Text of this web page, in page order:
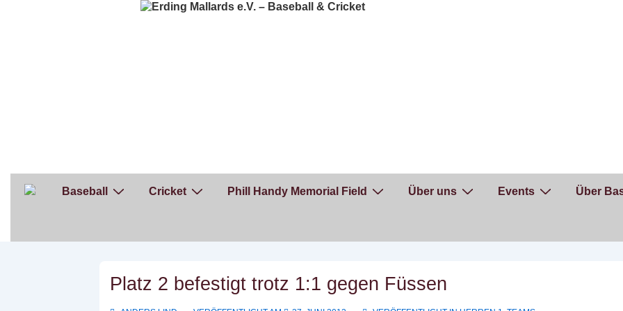
Baseball
Cricket Phill Handy Memorial Field Über uns Events Über
Platz 2 befestigt trotz 1:1 gegen Füssen